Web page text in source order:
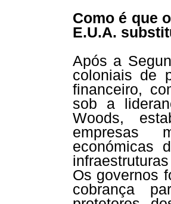
Como é que
E.U.A.
Após a
coloniais de
financeiro,
sob a
Woods,
empresas
económicas
Os governos
cobrança